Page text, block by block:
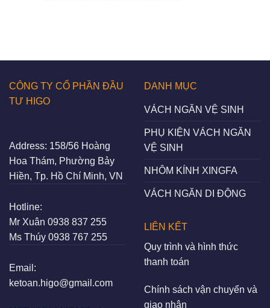
CÔNG TY CỔ PHẦN ĐẦU
TƯ HIGO
Address: 158/56 Hoàng
Hoa Thám, Phường Bảy
Hiền, Tp. Hồ Chí Minh, VN
Hotline:
Mr Xuân 0938 837 255
Ms Thúy 0938 767 255
Email:
ketoan.higo@gmail.com
DANH MỤC
VÁCH NGĂN VỆ SINH
PHỤ KIỆN VÁCH NGĂN
VỆ SINH
NHÔM KÍNH XINGFA
VÁCH NGĂN DI ĐỘNG
LIÊN KẾT
Quy trình và hình thức
thanh toán
Chính sách vận chuyển và
giao nhận